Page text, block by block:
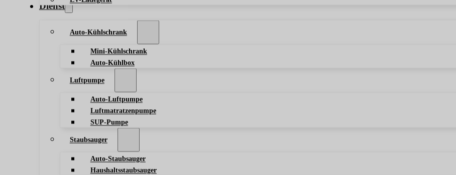
Dienst
Auto-Kühlschrank
Mini-Kühlschrank
Auto-Kühlbox
Luftpumpe
Auto-Luftpumpe
Luftmatratzenpumpe
SUP-Pumpe
Staubsauger
Auto-Staubsauger
Haushaltsstaubsauger